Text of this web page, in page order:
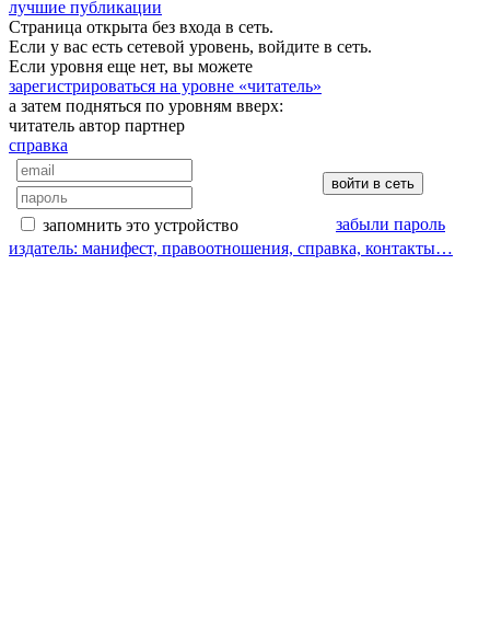
лучшие публикации
Страница открыта без входа в сеть.
Если у вас есть сетевой уровень, войдите в сеть.
Если уровня еще нет, вы можете
зарегистрироваться на уровне «читатель»
а затем подняться по уровням вверх:
читатель автор партнер
справка
запомнить это устройство
забыли пароль
издатель: манифест, правоотношения, справка, контакты…